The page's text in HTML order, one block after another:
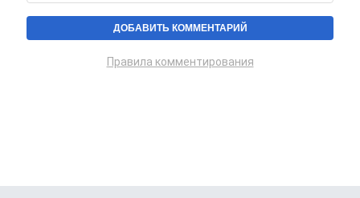
Правила комментирования